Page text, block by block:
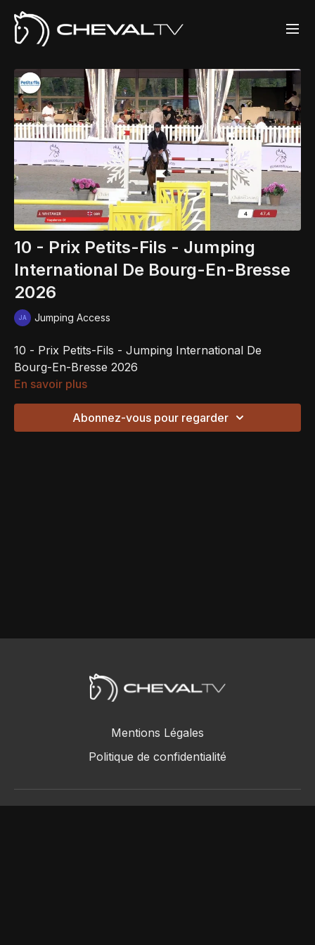
10 - Prix Petits-Fils - Jumping
International De Bourg-En-Bresse
2026
Jumping Access
10 - Prix Petits-Fils - Jumping International De
Bourg-En-Bresse 2026
En savoir plus
Abonnez-vous pour regarder
Mentions Légales
Politique de confidentialité